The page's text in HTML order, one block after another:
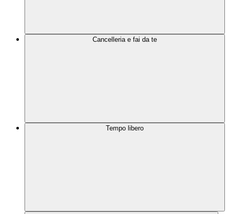
Cancelleria e fai da te
Tempo libero